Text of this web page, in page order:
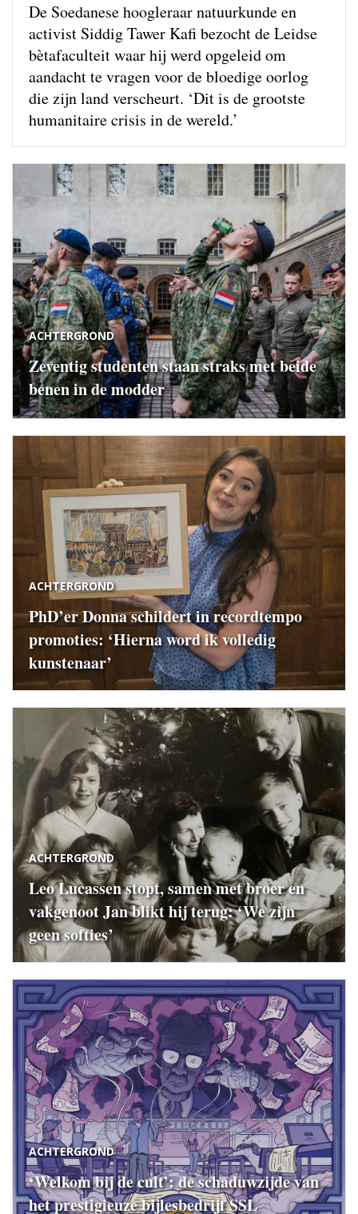
De Soedanese hoogleraar natuurkunde en
activist Siddig Tawer Kafi bezocht de Leidse
bètafaculteit waar hij werd opgeleid om
aandacht te vragen voor de bloedige oorlog
die zijn land verscheurt. ‘Dit is de grootste
humanitaire crisis in de wereld.’
ACHTERGROND
Zeventig studenten staan straks met beide
benen in de modder
ACHTERGROND
PhD’er Donna schildert in recordtempo
promoties: ‘Hierna word ik volledig
kunstenaar’
ACHTERGROND
Leo Lucassen stopt, samen met broer en
vakgenoot Jan blikt hij terug: ‘We zijn
geen softies’
ACHTERGROND
‘Welkom bij de cult’: de schaduwzijde van
het prestigieuze bijlesbedrijf SSL